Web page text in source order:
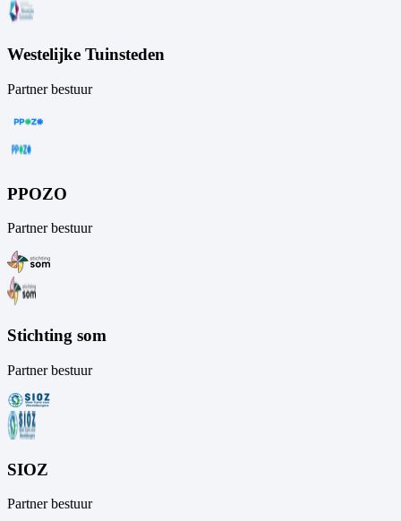
Westelijke Tuinsteden
Partner bestuur
PPOZO
Partner bestuur
Stichting som
Partner bestuur
SIOZ
Partner bestuur